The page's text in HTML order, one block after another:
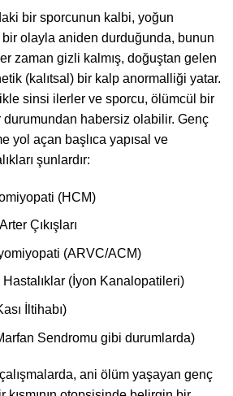
bir sporcunun kalbi, yoğun
olayla aniden durduğunda, bunun
zaman gizli kalmış, doğuştan gelen
(kalıtsal) bir kalp anormalliği yatar.
sinsi ilerler ve sporcu, ölümcül bir
habersiz olabilir. Genç
yol açan başlıca yapısal ve
şunlardır:
(HCM)
Çıkışları
(ARVC/ACM)
(İyon Kanalopatileri)
İltihabı)
Sendromu gibi durumlarda)
ani ölüm yaşayan genç